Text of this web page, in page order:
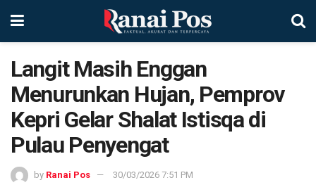
Langit Masih Enggan
Menurunkan Hujan, Pemprov
Kepri Gelar Shalat Istisqa di
Pulau Penyengat
by Ranai Pos 30/03/2026 7:51 PM